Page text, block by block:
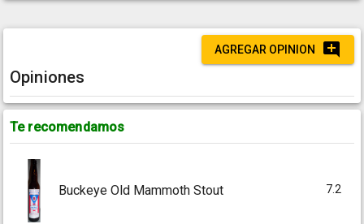
AGREGAR OPINION
Opiniones
Te recomendamos
Buckeye Old Mammoth Stout 7.2